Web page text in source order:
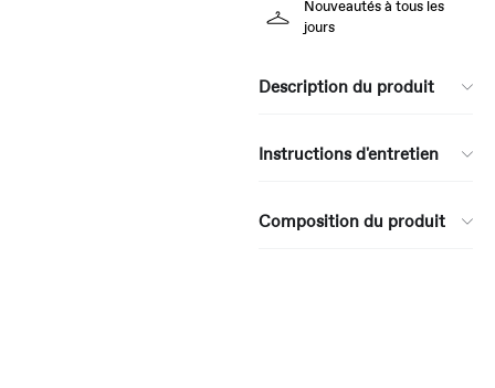
Nouveautés à tous les
jours
Description du produit
Instructions d'entretien
Composition du produit